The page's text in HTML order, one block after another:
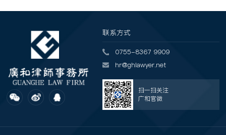
联系方式
0755-8367 9909
hr@ghlawyer.net
扫一扫关注
广和官微